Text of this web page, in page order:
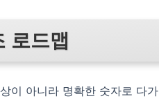
로드맵
이 아니라 명확한 숫자로 다